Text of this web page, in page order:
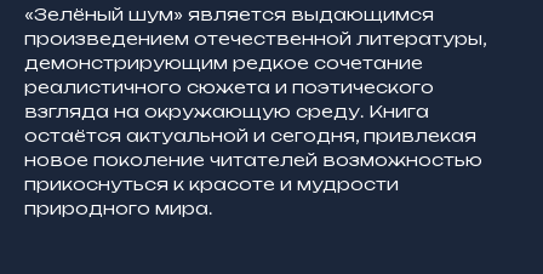
«Зелёный шум» является выдающимся
произведением отечественной литературы,
демонстрирующим редкое сочетание
реалистичного сюжета и поэтического
взгляда на окружающую среду. Книга
остаётся актуальной и сегодня, привлекая
новое поколение читателей возможностью
прикоснуться к красоте и мудрости
природного мира.